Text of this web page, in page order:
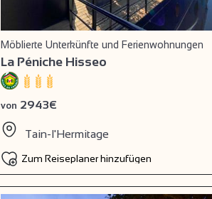
Möblierte Unterkünfte und Ferienwohnungen
La Péniche Hisseo
von 2943€
Tain-l'Hermitage
Zum Reiseplaner hinzufügen